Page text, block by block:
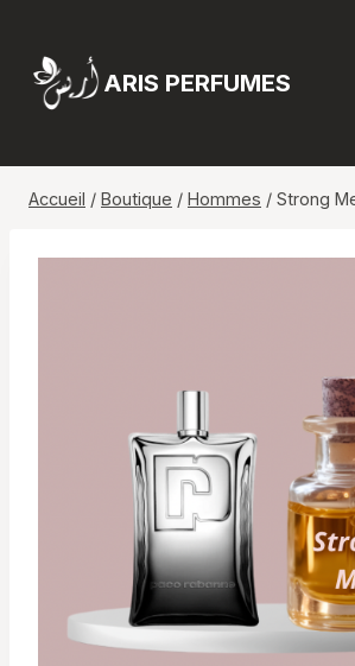
contenu
ARIS PERFUMES
Accueil / Boutique / Hommes / Strong